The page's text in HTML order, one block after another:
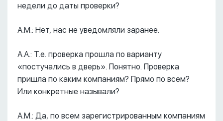
недели до даты проверки?
А.М.: Нет, нас не уведомляли заранее.
А.А.: Т.е. проверка прошла по варианту
«постучались в дверь». Понятно. Проверка
пришла по каким компаниям? Прямо по всем?
Или конкретные называли?
А.М.: Да, по всем зарегистрированным компаниям